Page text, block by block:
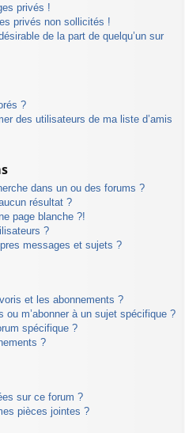
privés !
privés non sollicités !
de la part de quelqu’un sur
?
des utilisateurs de ma liste d’amis
dans un ou des forums ?
résultat ?
page blanche ?!
?
messages et sujets ?
et les abonnements ?
m’abonner à un sujet spécifique ?
spécifique ?
?
sur ce forum ?
pièces jointes ?